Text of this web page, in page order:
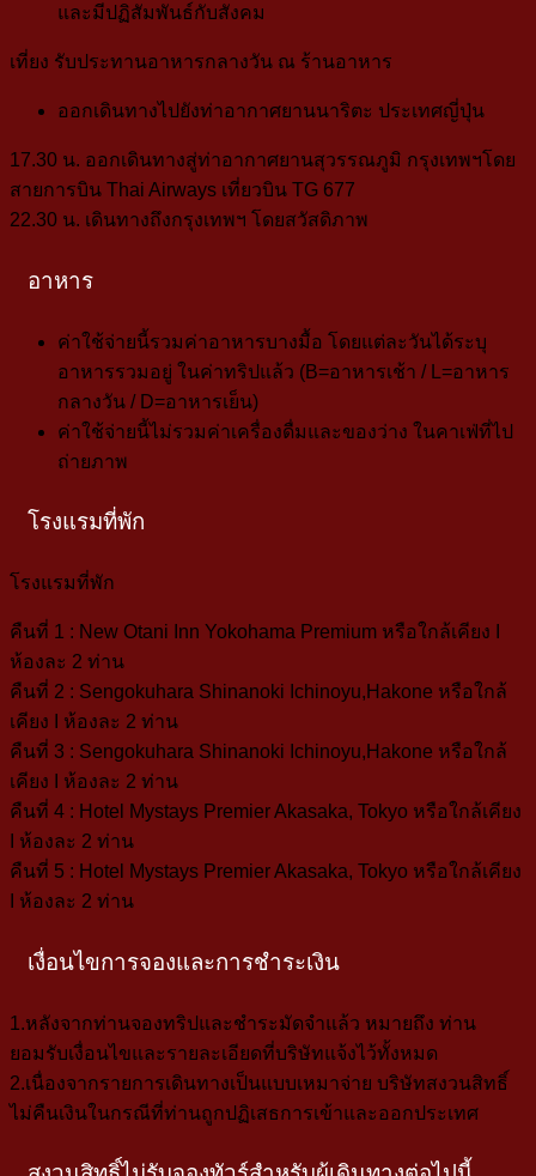
และมีปฏิสัมพันธ์กับสังคม
เที่ยง รับประทานอาหารกลางวัน ณ ร้านอาหาร
ออกเดินทางไปยังท่าอากาศยานนาริตะ ประเทศญี่ปุ่น
17.30 น. ออกเดินทางสู่ท่าอากาศยานสุวรรณภูมิ กรุงเทพฯโดย
สายการบิน Thai Airways เที่ยวบิน TG 677
22.30 น. เดินทางถึงกรุงเทพฯ โดยสวัสดิภาพ
อาหาร
ค่าใช้จ่ายนี้รวมค่าอาหารบางมื้อ โดยแต่ละวันได้ระบุ
อาหารรวมอยู่ ในค่าทริปแล้ว (B=อาหารเช้า / L=อาหาร
กลางวัน / D=อาหารเย็น)
ค่าใช้จ่ายนี้ไม่รวมค่าเครื่องดื่มและของว่าง ในคาเฟ่ที่ไป
ถ่ายภาพ
โรงแรมที่พัก
โรงแรมที่พัก
คืนที่ 1 : New Otani Inn Yokohama Premium หรือใกล้เคียง I
ห้องละ 2 ท่าน
คืนที่ 2 : Sengokuhara Shinanoki Ichinoyu,Hakone หรือใกล้
เคียง I ห้องละ 2 ท่าน
คืนที่ 3 : Sengokuhara Shinanoki Ichinoyu,Hakone หรือใกล้
เคียง I ห้องละ 2 ท่าน
คืนที่ 4 : Hotel Mystays Premier Akasaka, Tokyo หรือใกล้เคียง
I ห้องละ 2 ท่าน
คืนที่ 5 : Hotel Mystays Premier Akasaka, Tokyo หรือใกล้เคียง
I ห้องละ 2 ท่าน
เงื่อนไขการจองและการชำระเงิน
1.หลังจากท่านจองทริปและชำระมัดจำแล้ว หมายถึง ท่าน
ยอมรับเงื่อนไขและรายละเอียดที่บริษัทแจ้งไว้ทั้งหมด
2.เนื่องจากรายการเดินทางเป็นแบบเหมาจ่าย บริษัทสงวนสิทธิ์
ไม่คืนเงินในกรณีที่ท่านถูกปฏิเสธการเข้าและออกประเทศ